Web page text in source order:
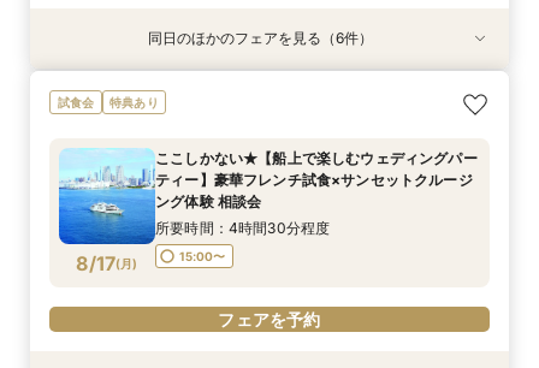
8/16(日)
【少人数での結婚式にオススメ！】じっくりご見
学×アットホームパーティー相談フェア
9:00〜
10:30〜
15:00〜
フェアを予約
特典あり
8/16(日)
幸せの航海を♪【スイーツ×５０分クルーズ】１件
目来館にお勧め！
13:30〜
フェアを予約
特典あり
8/16(日)
【特別開催！】《無料》で牛フィレ等フレンチ試
食＆ランチクルーズ体験フェア
10:30〜
フェアを予約
8/16(日)
【＃海が見える】船上フォトウェディングが熱
い！フォト相談会
9:00〜 10:30〜
フェアを予約
特典あり
8/16(日)
【期間限定特別開催！】《無料》で牛フィレ等フ
レンチ試食＆サンセットクルーズ体験フェア
15:00〜
フェアを予約
8/16(日)
【オンライン相談会】お手軽３Dウォークでご見
学♪運命の会場がここに・・★
10:30〜 13:00〜
フェアを予約
同日のほかのフェアを見る（6件）
試食会 特典あり
8/17(月)
ここしかない★【船上で楽しむウェディングパー
ティー】豪華フレンチ試食×サンセットクルージ
ング体験 相談会
所要時間：4時間30分程度
15:00〜
フェアを予約